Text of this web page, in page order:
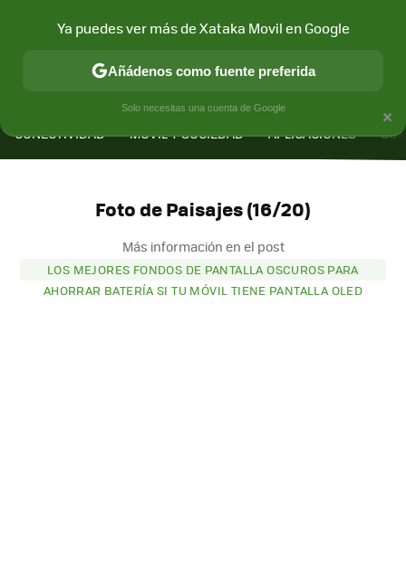
CONECTIVIDAD MÓVIL Y SOCIEDAD APLICACIONES
Foto de Paisajes (16/20)
Más información en el post
LOS MEJORES FONDOS DE PANTALLA OSCUROS PARA
AHORRAR BATERÍA SI TU MÓVIL TIENE PANTALLA OLED
×
Ya puedes ver más de Xataka Movil en Google
Añádenos como fuente preferida
Solo necesitas una cuenta de Google